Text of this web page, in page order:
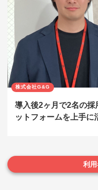
株式会社G&G
導入後2ヶ月で2名の採
ットフォームを上手に
利